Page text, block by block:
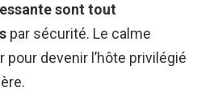
sont tout
par sécurité. Le calme
pour devenir l’hôte privilégié